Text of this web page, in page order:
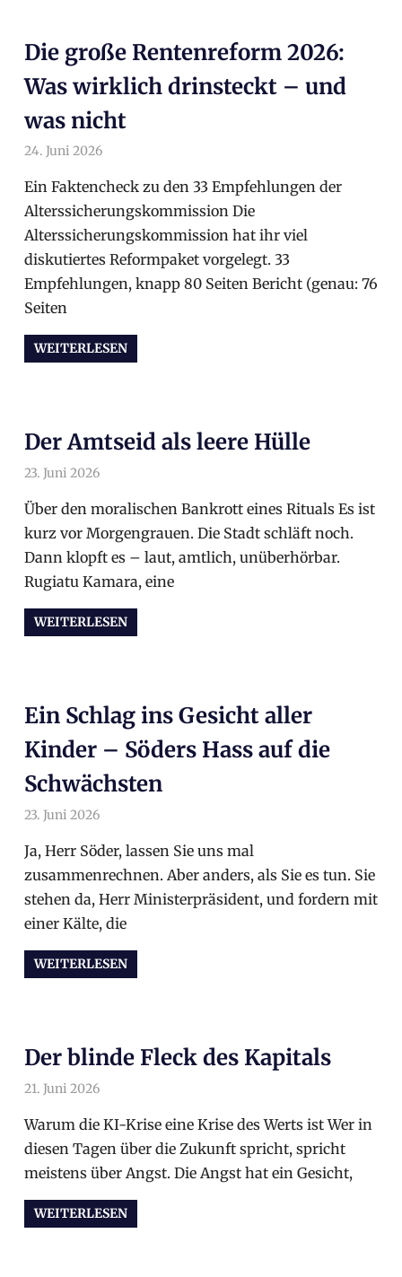
Die große Rentenreform 2026:
Was wirklich drinsteckt – und
was nicht
24. Juni 2026
Ein Faktencheck zu den 33 Empfehlungen der
Alterssicherungskommission Die
Alterssicherungskommission hat ihr viel
diskutiertes Reformpaket vorgelegt. 33
Empfehlungen, knapp 80 Seiten Bericht (genau: 76
Seiten
WEITERLESEN
Der Amtseid als leere Hülle
23. Juni 2026
Über den moralischen Bankrott eines Rituals Es ist
kurz vor Morgengrauen. Die Stadt schläft noch.
Dann klopft es – laut, amtlich, unüberhörbar.
Rugiatu Kamara, eine
WEITERLESEN
Ein Schlag ins Gesicht aller
Kinder – Söders Hass auf die
Schwächsten
23. Juni 2026
Ja, Herr Söder, lassen Sie uns mal
zusammenrechnen. Aber anders, als Sie es tun. Sie
stehen da, Herr Ministerpräsident, und fordern mit
einer Kälte, die
WEITERLESEN
Der blinde Fleck des Kapitals
21. Juni 2026
Warum die KI-Krise eine Krise des Werts ist Wer in
diesen Tagen über die Zukunft spricht, spricht
meistens über Angst. Die Angst hat ein Gesicht,
WEITERLESEN